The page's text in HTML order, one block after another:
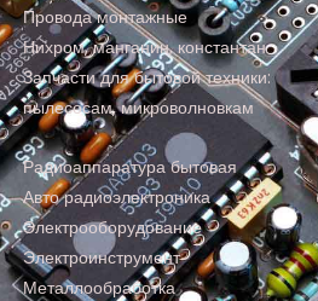
Провода монтажные
Нихром, манганин, константан
Запчасти для бытовой техники:
пылесосам, микроволновкам
Радиоаппаратура бытовая
Авто радиоэлектроника
Электрооборудование
Электроинструмент
Металлообработка